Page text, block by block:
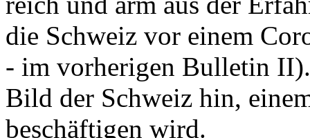
die Schweiz vor einem
- im vorherigen Bulletin
Bild der Schweiz hin,
beschäftigen wird.